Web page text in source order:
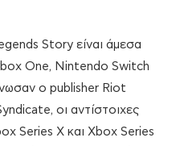
Story είναι άμεσα
One, Nintendo Switch
ο publisher Riot
οι αντίστοιχες
Series X και Xbox Series